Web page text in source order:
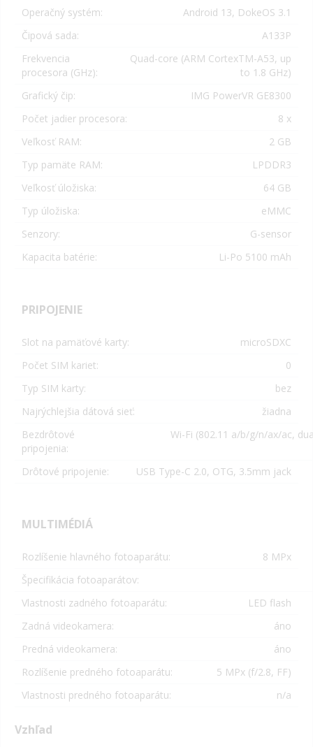
Operačný systém:
Android 13, DokeOS 3.1
Čipová sada:
A133P
Frekvencia
procesora (GHz):
Quad-core (ARM CortexTM-A53, up
to 1.8 GHz)
Grafický čip:
IMG PowerVR GE8300
Počet jadier procesora:
8 x
Veľkosť RAM:
2 GB
Typ pamäte RAM:
LPDDR3
Veľkosť úložiska:
64 GB
Typ úložiska:
eMMC
Senzory:
G-sensor
Kapacita batérie:
Li-Po 5100 mAh
PRIPOJENIE
Slot na pamäťové karty:
microSDXC
Počet SIM kariet:
0
Typ SIM karty:
bez
Najrýchlejšia dátová sieť:
žiadna
Bezdrôtové
pripojenia:
Wi-Fi (802.11 a/b/g/n/ax/ac,
Drôtové pripojenie: USB Type-C 2.0, OTG, 3.5mm jack
MULTIMÉDIÁ
Rozlíšenie hlavného fotoaparátu:
8 MPx
Špecifikácia fotoaparátov:
Vlastnosti zadného fotoaparátu:
LED flash
Zadná videokamera:
áno
Predná videokamera:
áno
Rozlíšenie predného fotoaparátu:
5 MPx (f/2.8, FF)
Vlastnosti predného fotoaparátu:
n/a
Vzhľad